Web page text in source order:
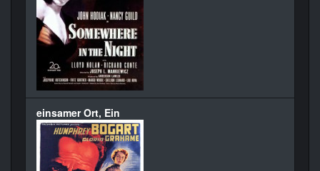
einsamer Ort, Ein